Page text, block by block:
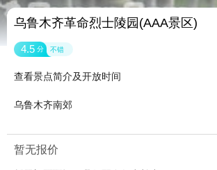
乌鲁木齐革命烈士陵园(AAA景区)
4.5 分 不错
查看景点简介及开放时间
乌鲁木齐南郊
暂无报价